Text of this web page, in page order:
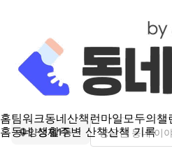
홈팀워크동네산책런마일모두의챌
홈동네 생활주변 산책산책 기록
양정제1동